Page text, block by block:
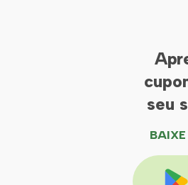
seu
BAIXE